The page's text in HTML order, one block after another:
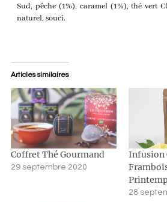
Sud, pêche (1%), caramel (1%), thé vert
naturel, souci.
Articles similaires
Coffret Thé Gourmand
29 septembre 2020
Infusion
28